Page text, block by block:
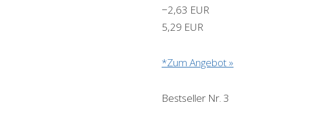
−2,63 EUR
5,29 EUR
*Zum Angebot »
Bestseller Nr. 3